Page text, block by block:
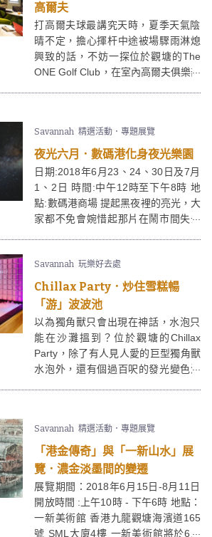
高爾夫
打高爾夫球最講究天時，夏季天氣陰
晴不定，擔心揮杆中途被場驟雨淋熄
興致的話，不妨一探位於觀塘的The
ONE Golf Club，在室內高爾夫俱樂部
Savannah 精選活動．專題展覽
夜光六月．數碼港化身夜光樂園
日期:2018年6月23、24、30日及7月
1、2日 時間:中午12時至下午8時 地
點:數碼港商場 提起黑夜裡的亮光，大
家都不免會婉惜起那片在鬧市間失去
田捕手為大家呈獻別開生面的「夜光
六月」市集。以夜光概念做主題，
「夜光六月」市集集結三大夜光貨櫃
屋、街頭音樂表演、十二星座藝術裝
置、「奇幻樂園」、夜光市集與工作
坊，打造融合時尚藝術與清新文青風
的夜光樂園，帶領大家踏上一場尋光
探影的旅程。
Savannah 玩樂好去處
Chillax Party．炒住雪糕暢
「游」波波池
以為獨角獸只會出現在神話，水泡只
能在沙灘搵到？位於觀塘的Chillax
Party，除了有人見人愛的巨型獨角獸
水泡外，還有個過百呎的發光變色波
Savannah 精選活動．專題展覽
「港金傳奇」與「一新山水」展
覽．濃金淡墨間的變遷
展覽期間：2018年6月15日-8月11日
開放時間 :上午10時 - 下午6時 地點：
一新美術館 香港九龍觀塘海濱道165
號 SML大廈4樓 一新美術館將於6月